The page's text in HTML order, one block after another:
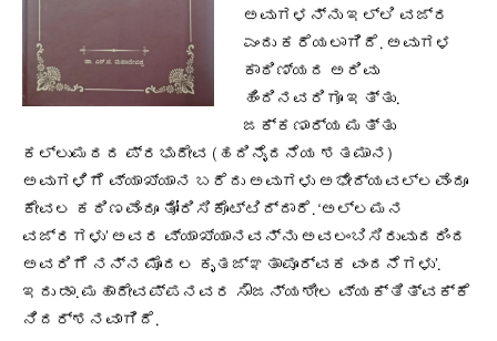
ಅವುಗಳನ್ನು ಇಲ್ಲಿ ವಜ್ರ
ಎಂದು ಕರೆಯಲಾಗಿದೆ. ಅವುಗಳ
ಕಾಠಿಣ್ಯದ ಅರಿವು
ಹಿಂದಿನವರಿಗೂ ಇತ್ತು.
ಜಕ್ಕಣಾರ್ಯ ಮತ್ತು
ಕಲ್ಲುಮಠದ ಪ್ರಭುದೇವ (ಹದಿನೈದನೆಯ ಶತಮಾನ)
ಅವುಗಳಿಗೆ ವ್ಯಾಖ್ಯಾನ ಬರೆದು ಅವುಗಳು ಅಭೇದ್ಯವಲ್ಲವೆಂದೂ
ಕೇವಲ ಕಠಿಣವೆಂದೂ ತೋರಿಸಿಕೊಟ್ಟಿದ್ದಾರೆ. ‘ಅಲ್ಲಮನ
ವಜ್ರಗಳು’ ಅವರ ವ್ಯಾಖ್ಯಾನವನ್ನು ಅವಲಂಬಿಸಿರುವುದರಿಂದ
ಅವರಿಗೆ ನನ್ನ ಮೊದಲ ಕೃತಜ್ಞತಾಪೂರ್ವಕ ವಂದನೆಗಳು’.
ಇದು ಡಾ. ಮಹಾದೇವಪ್ಪನವರ ಸೌಜನ್ಯಶೀಲ ವ್ಯಕ್ತಿತ್ವಕ್ಕೆ
ನಿದರ್ಶನವಾಗಿದೆ.